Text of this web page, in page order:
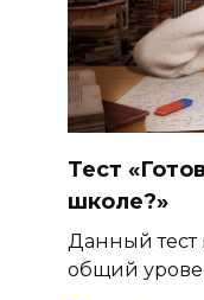
Тест
школе?»
Данный тест
общий